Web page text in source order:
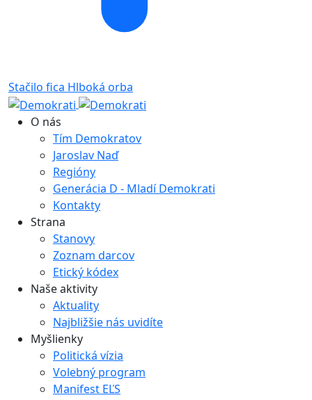
Stačilo fica Hlboká orba
O nás
Tím Demokratov
Jaroslav Naď
Regióny
Generácia D - Mladí Demokrati
Kontakty
Strana
Stanovy
Zoznam darcov
Etický kódex
Naše aktivity
Aktuality
Najbližšie nás uvidíte
Myšlienky
Politická vízia
Volebný program
Manifest EĽS